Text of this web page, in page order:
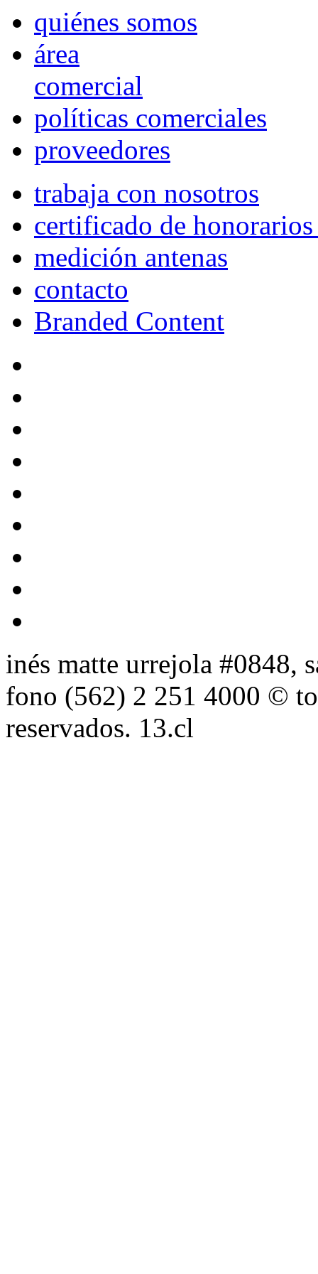
quiénes somos
área
comercial
políticas comerciales
proveedores
trabaja con nosotros
certificado de
medición antenas
contacto
Branded Content
inés matte urrejola #0848,
fono (562) 2 251 4000 ©
reservados. 13.cl